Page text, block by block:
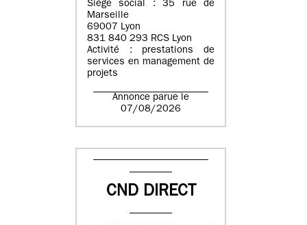
Siège social : 35 rue de
Marseille
69007 Lyon
831 840 293 RCS Lyon
Activité : prestations de
services en management de
projets
Annonce parue le
07/08/2026
CND DIRECT